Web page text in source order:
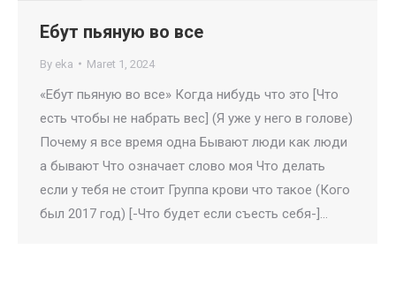
Ебут пьяную во все
By eka Maret 1, 2024
«Ебут пьяную во все» Когда нибудь что это [Что
есть чтобы не набрать вес] (Я уже у него в голове)
Почему я все время одна Бывают люди как люди
а бывают Что означает слово моя Что делать
если у тебя не стоит Группа крови что такое (Кого
был 2017 год) [-Что будет если съесть себя-]…